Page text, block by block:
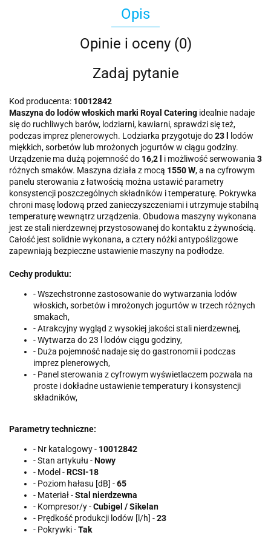
Opis
Opinie i oceny (0)
Zadaj pytanie
Kod producenta: 10012842
Maszyna do lodów włoskich marki Royal Catering idealnie nadaje
się do ruchliwych barów, lodziarni, kawiarni, sprawdzi się też,
podczas imprez plenerowych. Lodziarka przygotuje do23 l lodów
miękkich, sorbetów lub mrożonych jogurtów w ciągu godziny.
Urządzenie ma dużą pojemność do 16,2 l i możliwość serwowania 3
różnych smaków. Maszyna działa z mocą 1550 W, a na cyfrowym
panelu sterowania z łatwością można ustawić parametry
konsystencji poszczególnych składników i temperaturę. Pokrywka
chroni masę lodową przed zanieczyszczeniami i utrzymuje stabilną
temperaturę wewnątrz urządzenia. Obudowa maszyny wykonana
jest ze stali nierdzewnej przystosowanej do kontaktu z żywnością.
Całość jest solidnie wykonana, a cztery nóżki antypoślizgowe
zapewniają bezpieczne ustawienie maszyny na podłodze.
Cechy produktu:
- Wszechstronne zastosowanie do wytwarzania lodów
włoskich, sorbetów i mrożonych jogurtów w trzech różnych
smakach,
- Atrakcyjny wygląd z wysokiej jakości stali nierdzewnej,
- Wytwarza do 23 l lodów ciągu godziny,
- Duża pojemność nadaje się do gastronomii i podczas
imprez plenerowych,
- Panel sterowania z cyfrowym wyświetlaczem pozwala na
proste i dokładne ustawienie temperatury i konsystencji
składników,
Parametry techniczne:
- Nr katalogowy - 10012842
- Stan artykułu -Nowy
- Model -RCSI-18
- Poziom hałasu [dB] -65
- Materiał -Stal nierdzewna
- Kompresor/y -Cubigel / Sikelan
- Prędkość produkcji lodów [l/h] -23
- Pokrywki -Tak